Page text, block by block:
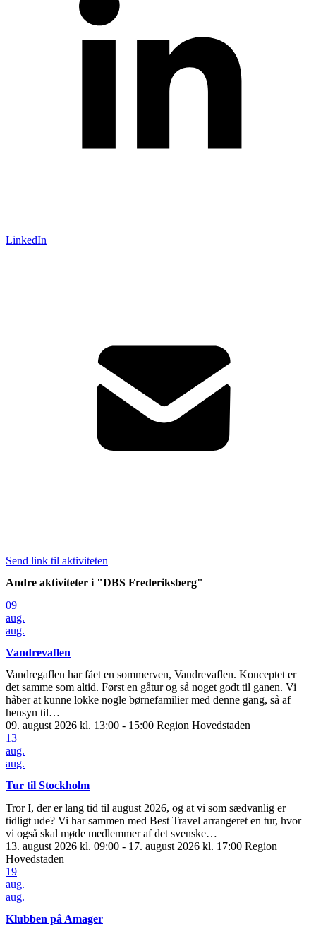
LinkedIn
Send link til aktiviteten
Andre aktiviteter i "DBS Frederiksberg"
09
aug.
aug.
Vandrevaflen
Vandregaflen har fået en sommerven, Vandrevaflen. Konceptet er
det samme som altid. Først en gåtur og så noget godt til ganen. Vi
håber at kunne lokke nogle børnefamilier med denne gang, så af
hensyn til…
09. august 2026 kl. 13:00 - 15:00 Region Hovedstaden
13
aug.
aug.
Tur til Stockholm
Tror I, der er lang tid til august 2026, og at vi som sædvanlig er
tidligt ude? Vi har sammen med Best Travel arrangeret en tur, hvor
vi også skal møde medlemmer af det svenske…
13. august 2026 kl. 09:00 - 17. august 2026 kl. 17:00 Region
Hovedstaden
19
aug.
aug.
Klubben på Amager